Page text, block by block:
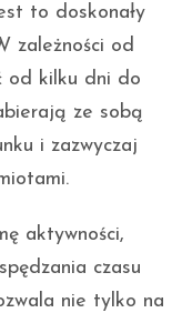
to doskonały
zależności od
od kilku dni do
ze sobą
i zazwyczaj
aktywności,
czasu
nie tylko na